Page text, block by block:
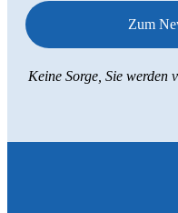
Keine Sorge, Sie